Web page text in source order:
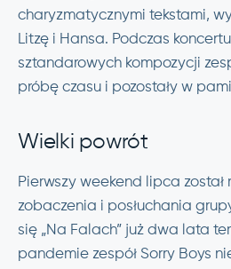
charyzmatycznymi tekstami,
Litzę i Hansa. Podczas
sztandarowych kompozycji
próbę czasu i pozostały w
Wielki powrót
Pierwszy weekend lipca został
zobaczenia i posłuchania
się „Na Falach” już dwa lata
pandemie zespół Sorry Boys